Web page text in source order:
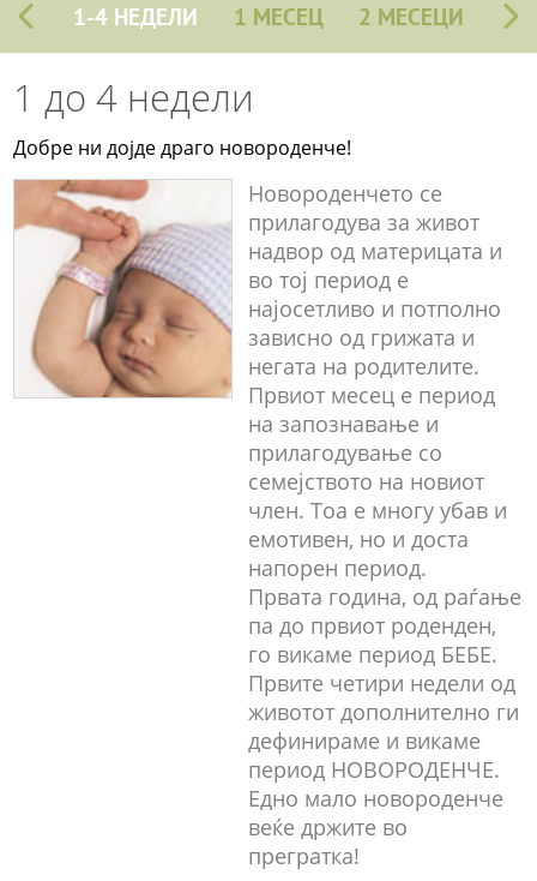
1-4 НЕДЕЛИ 1 МЕСЕЦ 2 МЕСЕЦИ
1 до 4 недели
Добре ни дојде драго новороденче!
Новороденчето се
прилагодува за живот
надвор од материцата и
во тој период е
најосетливо и потполно
зависно од грижата и
негата на родителите.
Првиот месец е период
на запознавање и
прилагодување со
семејството на новиот
член. Тоа е многу убав и
емотивен, но и доста
напорен период.
Првата година, од раѓање
па до првиот роденден,
го викаме период БЕБЕ.
Првите четири недели од
животот дополнително ги
дефинираме и викаме
период НОВОРОДЕНЧЕ.
Едно мало новороденче
веќе држите во
прегратка!